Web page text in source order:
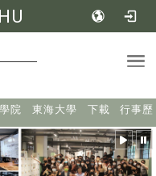
院 東海大學 下載 行事歷